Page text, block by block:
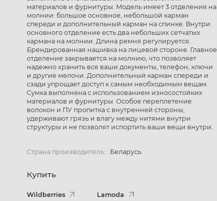
материалов и фурнитуры. Модель имеет 3 отделения на
молнии: большое основное, небольшой карман
спереди и дополнительный карман на спинке. Внутри
основного отделение есть два небольших сетчатых
кармана на молнии. Длина ремня регулируется.
Брендированная нашивка на лицевой стороне. Главное
отделение закрывается на молнию, что позволяет
надежно хранить все ваши документы, телефон, ключи
и другие мелочи. Дополнительный карман спереди и
сзади упрощает доступ к самым необходимым вещам.
Сумка выполнена с использованием износостойких
материалов и фурнитуры. Особое переплетение
волокон и ПУ пропитка с внутренней стороны,
удерживают грязь и влагу между нитями внутри
структуры и не позволят испортить ваши вещи внутри.
Страна производитель: Беларусь
Купить
Wildberries Lamoda